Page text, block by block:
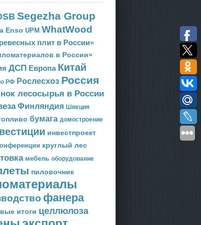
Segezha Group
Enso UPM WhatWood
плит в России»
в России»
ДСП Европа Китай
РФ Рослесхоз Россия
лесосырья в России
Финляндия Швеция
бумага домостроение
инвестпроект
круглый лес
мебель оборудование
пиловочник
фанера
итоги целлюлоза